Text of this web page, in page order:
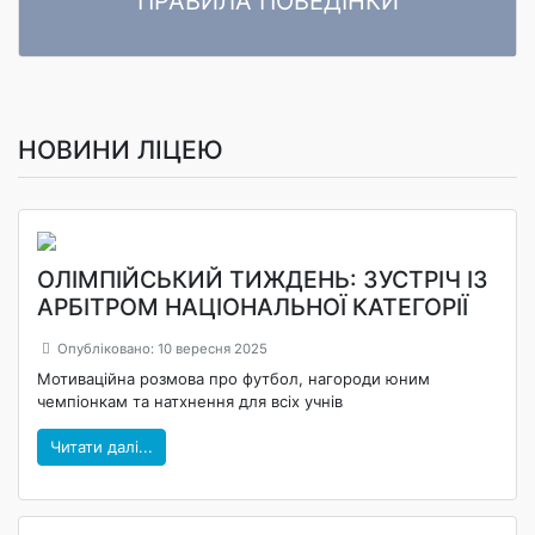
НОВИНИ ЛІЦЕЮ
ОЛІМПІЙСЬКИЙ ТИЖДЕНЬ: ЗУСТРІЧ ІЗ
АРБІТРОМ НАЦІОНАЛЬНОЇ КАТЕГОРІЇ
Опубліковано: 10 вересня 2025
Мотиваційна розмова про футбол, нагороди юним
чемпіонкам та натхнення для всіх учнів
Читати далі...